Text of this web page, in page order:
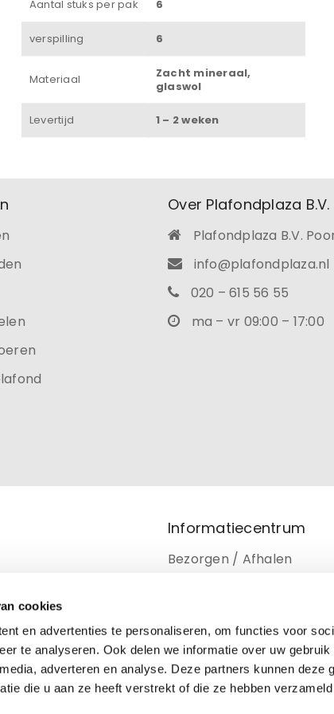
cookies
en advertenties te personaliseren, om functies voor
te analyseren. Ook delen we informatie over uw
adverteren en analyse. Deze partners kunnen deze
die u aan ze heeft verstrekt of die ze hebben
Aantal stuks per pak 6
verspilling 6
Materiaal
Zacht mineraal,
glaswol
Levertijd 1 – 2 weken
Over Plafondplaza B.V.
Plafondplaza B.V.
info@plafondplaza.nl
020 – 615 56 55
ma – vr 09:00 – 17:00
Informatiecentrum
Bezorgen / Afhalen
Disclaimer
Cookiebeleid